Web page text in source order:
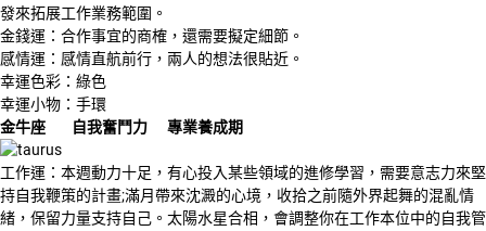
發來拓展工作業務範圍。
金錢運：合作事宜的商榷，還需要擬定細節。
感情運：感情直航前行，兩人的想法很貼近。
幸運色彩：綠色
幸運小物：手環
金牛座 自我奮鬥力 專業養成期
工作運：本週動力十足，有心投入某些領域的進修學習，需要意志力來堅
持自我鞭策的計畫;滿月帶來沈澱的心境，收拾之前隨外界起舞的混亂情
緒，保留力量支持自己。太陽水星合相，會調整你在工作本位中的自我管